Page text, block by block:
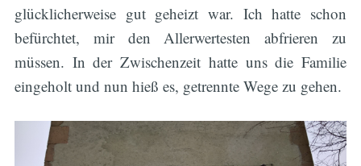
glücklicherweise gut geheizt war. Ich hatte schon
befürchtet, mir den Allerwertesten abfrieren zu
müssen. In der Zwischenzeit hatte uns die Familie
eingeholt und nun hieß es, getrennte Wege zu gehen.